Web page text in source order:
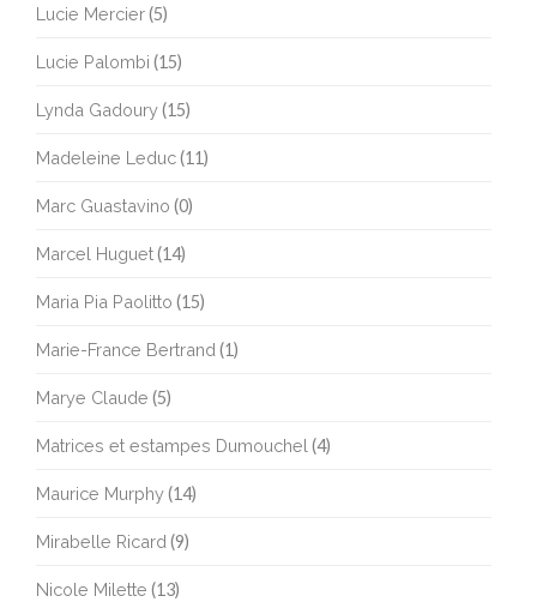
Lucie Mercier(5)
Lucie Palombi (15)
Lynda Gadoury(15)
Madeleine Leduc(11)
Marc Guastavino (0)
Marcel Huguet(14)
Maria Pia Paolitto (15)
Marie-France Bertrand(1)
Marye Claude (5)
Matrices et estampes Dumouchel(4)
Maurice Murphy(14)
Mirabelle Ricard(9)
Nicole Milette (13)